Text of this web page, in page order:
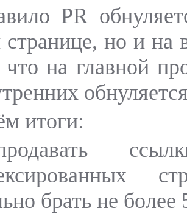
PR
странице, но и на
на главной
итоги:
брать не более